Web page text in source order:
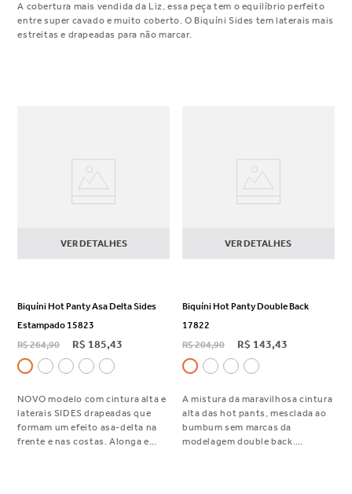
A cobertura mais vendida da Liz, essa peça tem o equilíbrio perfeito
entre super cavado e muito coberto. O Biquíni Sides tem laterais mais
estreitas e drapeadas para não marcar.
VER DETALHES
Biquíni Hot Panty Asa Delta Sides
Estampado 15823
R$264,90 R$ 185,43
NOVO modelo com cintura alta e
laterais SIDES drapeadas que
formam um efeito asa-delta na
frente e nas costas. Alonga e
VER DETALHES
Biquíni Hot Panty Double Back
17822
R$204,90 R$ 143,43
A mistura da maravilhosa cintura
alta das hot pants, mesclada ao
bumbum sem marcas da
modelagem double back.